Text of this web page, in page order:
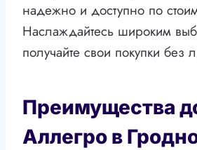
надежно и доступно по
Наслаждайтесь широким
получайте свои покупки без
Преимущества
Аллегро в